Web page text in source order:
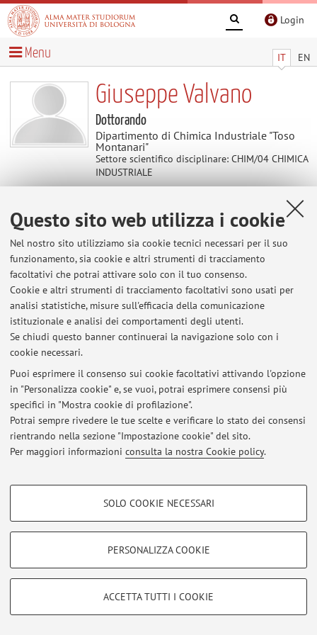
Questo sito web utilizza i cookie
Nel nostro sito utilizziamo sia cookie tecnici necessari per il suo
funzionamento, sia cookie e altri strumenti di tracciamento
facoltativi che potrai attivare solo con il tuo consenso.
Cookie e altri strumenti di tracciamento facoltativi sono usati per
analisi statistiche, misure sull'efficacia della comunicazione
istituzionale e analisi dei comportamenti degli utenti.
Se chiudi questo banner continuerai la navigazione solo con i
cookie necessari.
Puoi esprimere il consenso sui cookie facoltativi attivando l'opzione
in "Personalizza cookie" e, se vuoi, potrai esprimere consensi più
specifici in "Mostra cookie di profilazione".
Potrai sempre rivedere le tue scelte e verificare lo stato dei consensi
rientrando nella sezione "Impostazione cookie" del sito.
Per maggiori informazioni consulta la nostra Cookie policy.
COOKIE DI PROFILAZIONE - FACOLTATIVI
COOKIE TECNICI - NECESSARI
Si tratta di cookie tecnici utilizzati, a titolo esemplificativo, per il corretto
SOLO COOKIE NECESSARI
PERSONALIZZA COOKIE
ACCETTA TUTTI I COOKIE
Login
IT EN
Menu
Giuseppe Valvano
Dottorando
Dipartimento di Chimica Industriale "Toso
Montanari"
Settore scientifico disciplinare: CHIM/04 CHIMICA
INDUSTRIALE
Contatti
E-mail: giuseppe.valvano2@unibo.it
Dipartimento di Chimica Industriale "Toso Montanari"
Via Piero Gobetti 85, Bologna -Vai alla mappa
Ultimi avvisi
Al momento non sono presenti avvisi.
Accedi tramiteloginper gestire tutti i contenuti del sito.
© 2026 - ALMA MATER STUDIORUM - Università di Bologna - Via
Zamboni, 33 - 40126 Bologna - Partita IVA: 01131710376